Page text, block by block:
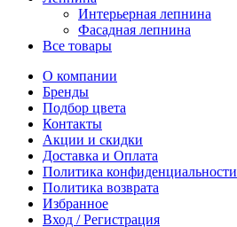
Интерьерная лепнина
Фасадная лепнина
Все товары
О компании
Бренды
Подбор цвета
Контакты
Акции и скидки
Доставка и Оплата
Политика конфиденциальности
Политика возврата
Избранное
Вход / Регистрация